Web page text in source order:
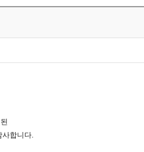
사합니다.